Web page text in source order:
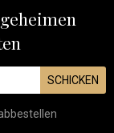
SCHICKEN